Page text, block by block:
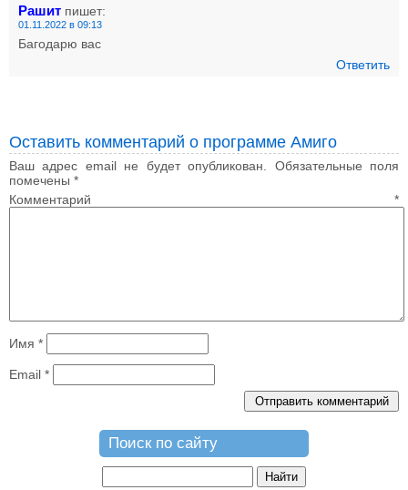
Рашит пишет:
01.11.2022 в 09:13
Багодарю вас
Ответить
Оставить комментарий о программе Амиго
Ваш адрес email не будет опубликован.
Обязательные поля
помечены *
Комментарий *
Имя *
Email *
Поиск по сайту